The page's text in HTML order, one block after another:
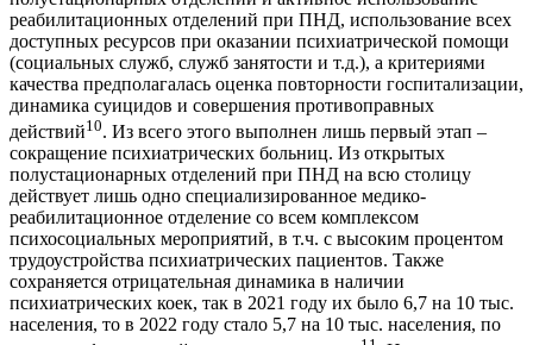
реабилитационных отделений при ПНД, использование всех
доступных ресурсов при оказании психиатрической помощи
(социальных служб, служб занятости и т.д.), а критериями
качества предполагалась оценка повторности госпитализации,
динамика суицидов и совершения противоправных
действий10. Из всего этого выполнен лишь первый этап –
сокращение психиатрических больниц. Из открытых
полустационарных отделений при ПНД на всю столицу
действует лишь одно специализированное медико-
реабилитационное отделение со всем комплексом
психосоциальных мероприятий, в т.ч. с высоким процентом
трудоустройства психиатрических пациентов. Также
сохраняется отрицательная динамика в наличии
психиатрических коек, так в 2021 году их было 6,7 на 10 тыс.
населения, то в 2022 году стало 5,7 на 10 тыс. населения, по